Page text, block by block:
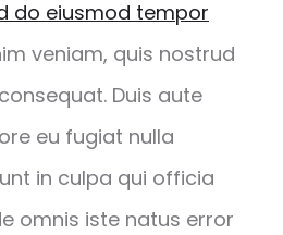
do eiusmod tempor
veniam, quis nostrud
Duis aute
eu fugiat nulla
in culpa qui officia
omnis iste natus error